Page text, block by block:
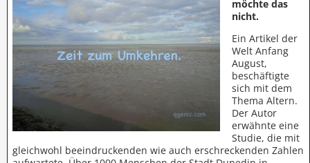
möchte das
nicht.
Ein Artikel der
Welt Anfang
August,
beschäftigte
sich mit dem
Thema Altern.
Der Autor
erwähnte eine
Studie, die mit
gleichwohl beeindruckenden wie auch erschreckenden Zahlen